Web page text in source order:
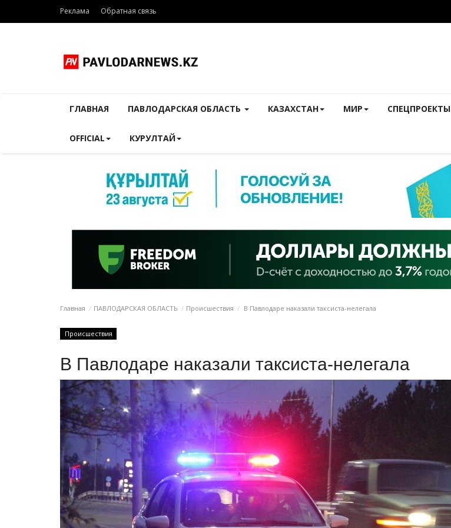
Реклама Обратная связь
ГЛАВНАЯ ПАВЛОДАРСКАЯ ОБЛАСТЬ КАЗАХСТАН МИР СПЕЦПРОЕКТЫ
OFFICIAL КУРУЛТАЙ
Главная ПАВЛОДАРСКАЯ ОБЛАСТЬ Происшествия В Павлодаре наказали таксиста-нелегала
Происшествия
В Павлодаре наказали таксиста-нелегала